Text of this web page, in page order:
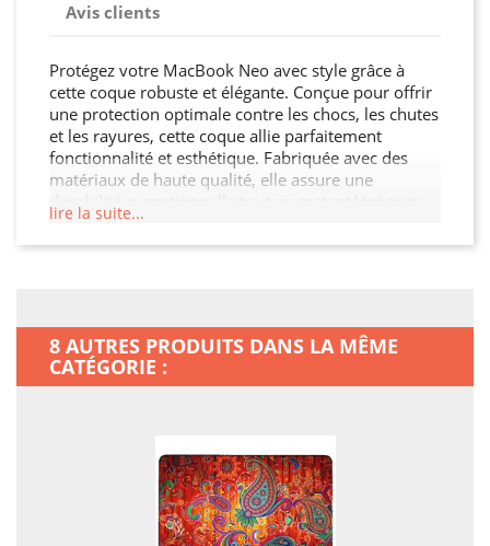
Avis clients
Protégez votre MacBook Neo avec style grâce à
cette coque robuste et élégante. Conçue pour offrir
une protection optimale contre les chocs, les chutes
et les rayures, cette coque allie parfaitement
fonctionnalité et esthétique. Fabriquée avec des
matériaux de haute qualité, elle assure une
facile à manipuler. Son design moderne et raffiné
s'adapte à votre MacBook Neo tout en offrant un
lire la suite...
8 AUTRES PRODUITS DANS LA MÊME
CATÉGORIE :